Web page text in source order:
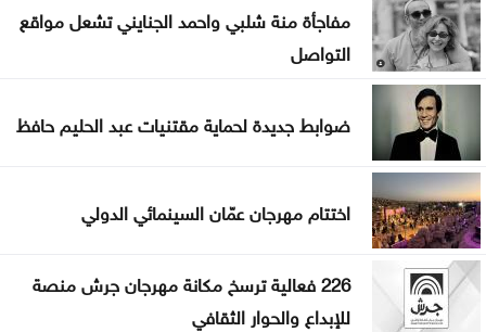
مفاجأة منة شلبي واحمد الجنايني تشعل مواقع
التواصل
ضوابط جديدة لحماية مقتنيات عبد الحليم حافظ
اختتام مهرجان عمّان السينمائي الدولي
226 فعالية ترسخ مكانة مهرجان جرش منصة
للإبداع والحوار الثقافي